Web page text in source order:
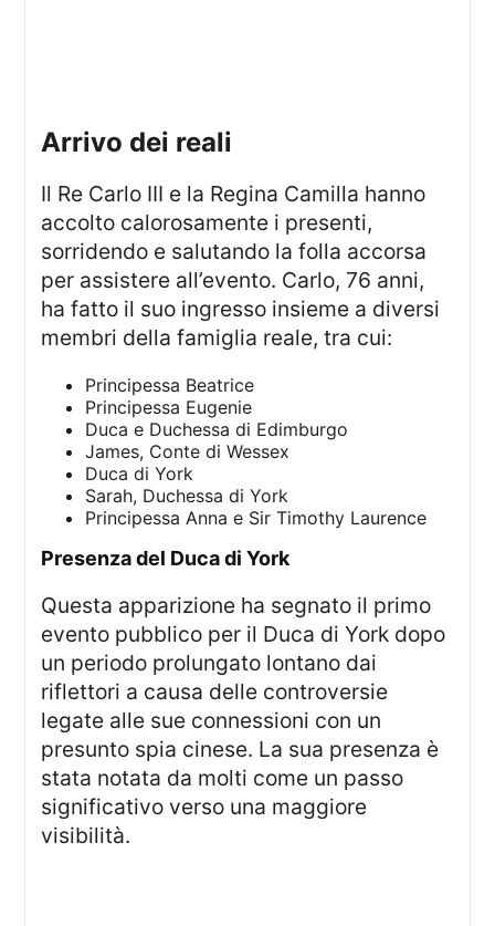
arrivo dei reali
Il Re Carlo III e la Regina Camilla hanno
accolto calorosamente i presenti,
sorridendo e salutando la folla accorsa
per assistere all’evento. Carlo, 76 anni,
ha fatto il suo ingresso insieme a diversi
membri della famiglia reale, tra cui:
Principessa Beatrice
Principessa Eugenie
Duca e Duchessa di Edimburgo
James, Conte di Wessex
Duca di York
Sarah, Duchessa di York
Principessa Anna e Sir Timothy Laurence
presenza del Duca di York
Questa apparizione ha segnato il primo
evento pubblico per il Duca di York dopo
un periodo prolungato lontano dai
riflettori a causa delle controversie
legate alle sue connessioni con un
presunto spia cinese. La sua presenza è
stata notata da molti come un passo
significativo verso una maggiore
visibilità.